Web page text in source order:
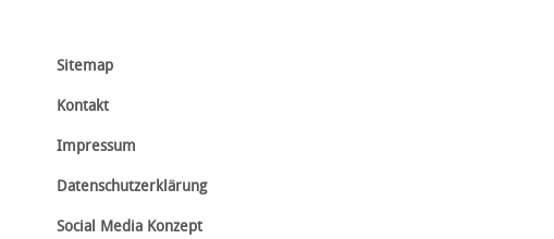
Sitemap
Kontakt
Impressum
Datenschutzerklärung
Social Media Konzept